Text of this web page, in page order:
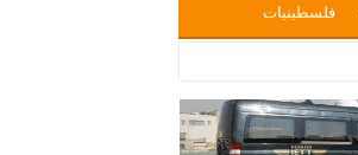
فلسطينيات